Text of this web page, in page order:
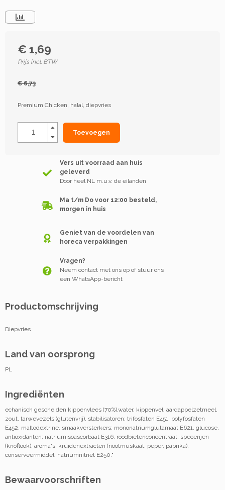
€ 1,69
Prijs incl. BTW
€ 6,73
Premium Chicken, halal, diepvries
Toevoegen
Vers uit voorraad aan huis
geleverd
Door heel NL m.u.v. de eilanden
Ma t/m Do voor 12:00 besteld,
morgen in huis
Geniet van de voordelen van
horeca verpakkingen
Vragen?
Neem contact met ons op of stuur ons
een WhatsApp-bericht
Productomschrijving
Diepvries
Land van oorsprong
PL
Ingrediënten
echanisch gescheiden kippenvlees (70%),water, kippenvel, aardappelzetmeel,
zout, tarwevezels (glutenvrij), stabilisatoren: trifosfaten E451, polyfosfaten
E452, maltodextrine, smaakversterkers: mononatriumglutamaat E621, glucose,
antioxidanten: natriumisoascorbaat E316, roodbietenconcentraat, specerijen
(knoflook), aroma's, kruidenextracten (nootmuskaat, peper, paprika),
conserveermiddel: natriumnitriet E250."
Bewaarvoorschriften